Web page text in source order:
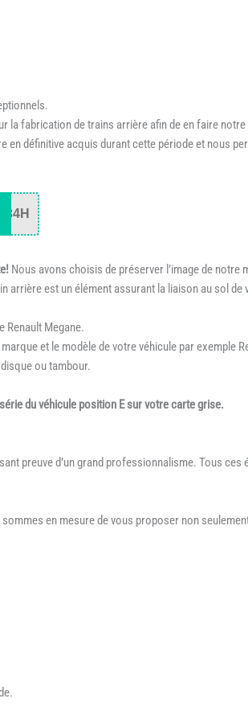
la fabrication de trains arrière afin de en faire
définitive acquis durant cette période et nous
34H
Nous avons choisis de préserver l’image de notre
arrière est un élément assurant la liaison au sol
Renault Megane.
et le modèle de votre véhicule par
ou tambour.
du véhicule position E sur votre carte grise.
preuve d’un grand professionnalisme. Tous
en mesure de vous proposer non